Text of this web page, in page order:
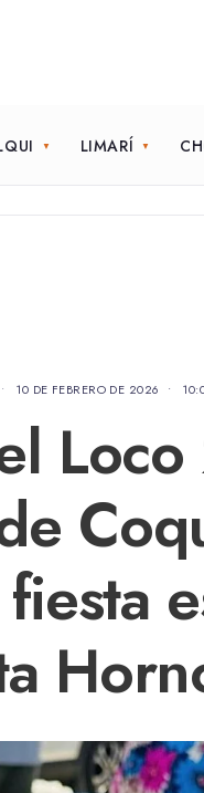
LIMARÍ
• 10 DE FEBRERO DE 2026 •